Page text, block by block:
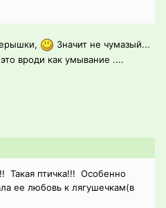
Значит не чумазый...
вроди как умывание ....
Такая птичка!!! Особенно
ее любовь к лягушечкам(в